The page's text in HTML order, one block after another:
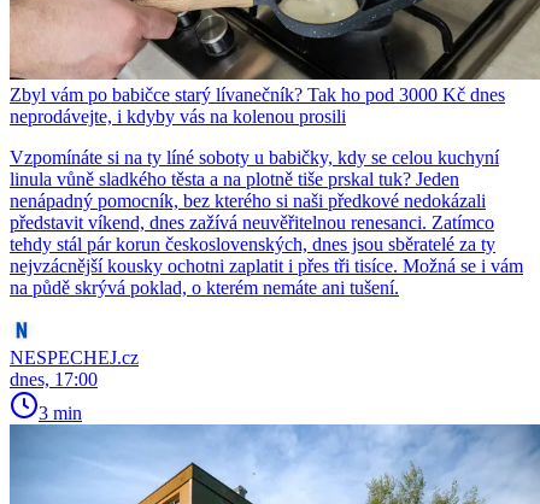
Zbyl vám po babičce starý lívanečník? Tak ho pod 3000 Kč dnes
neprodávejte, i kdyby vás na kolenou prosili
Vzpomínáte si na ty líné soboty u babičky, kdy se celou kuchyní
linula vůně sladkého těsta a na plotně tiše prskal tuk? Jeden
nenápadný pomocník, bez kterého si naši předkové nedokázali
představit víkend, dnes zažívá neuvěřitelnou renesanci. Zatímco
tehdy stál pár korun československých, dnes jsou sběratelé za ty
nejvzácnější kousky ochotni zaplatit i přes tři tisíce. Možná se i vám
na půdě skrývá poklad, o kterém nemáte ani tušení.
NESPECHEJ.cz
dnes, 17:00
3 min